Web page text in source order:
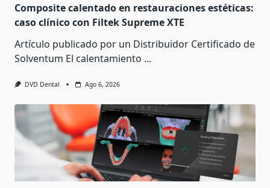
Composite calentado en restauraciones estéticas:
caso clínico con Filtek Supreme XTE
Artículo publicado por un Distribuidor Certificado de
Solventum El calentamiento ...
DVD Dental Ago 6, 2026